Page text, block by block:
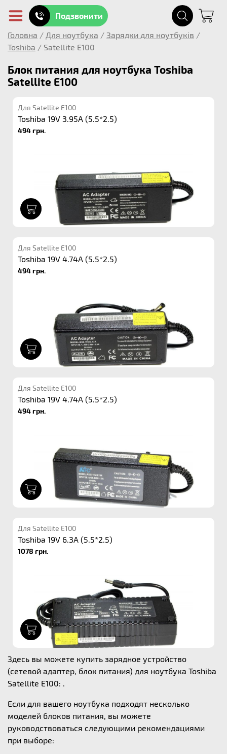
Подзвонити
Головна / Для ноутбука / Зарядки для ноутбуків /
Toshiba / Satellite E100
Блок питания для ноутбука Toshiba
Satellite E100
Для Satellite E100
Toshiba 19V 3.95A (5.5*2.5)
494 грн.
Для Satellite E100
Toshiba 19V 4.74A (5.5*2.5)
494 грн.
Для Satellite E100
Toshiba 19V 4.74A (5.5*2.5)
494 грн.
Для Satellite E100
Toshiba 19V 6.3A (5.5*2.5)
1078 грн.
Здесь вы можете купить зарядное устройство
(сетевой адаптер, блок питания) для ноутбука Toshiba
Satellite E100: .
Если для вашего ноутбука подходят несколько
моделей блоков питания, вы можете
руководствоваться следующими рекомендациями
при выборе: